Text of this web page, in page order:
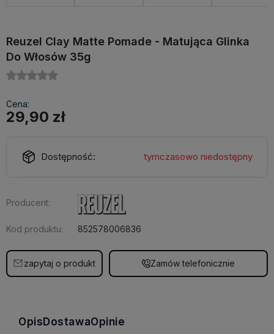
Reuzel Clay Matte Pomade - Matująca Glinka
Do Włosów 35g
Cena:
29,90 zł
Dostępność: tymczasowo niedostępny
Producent:
Kod produktu: 852578006836
zapytaj o produkt Zamów telefonicznie
OpisDostawaOpinie